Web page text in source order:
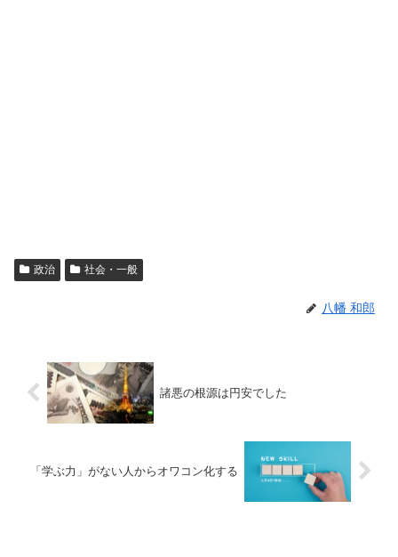
政治 社会・一般
八幡 和郎
諸悪の根源は円安でした
「学ぶ力」がない人からオワコン化する